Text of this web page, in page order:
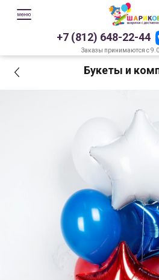
+7 (812) 648-22-44
Заказы принимаются с
Букеты и